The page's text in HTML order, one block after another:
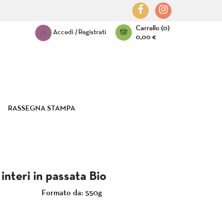
Accedi | Registrati
Carrello (0)
0,00 €
RASSEGNA STAMPA
in passata Bio
Formato da: 550g